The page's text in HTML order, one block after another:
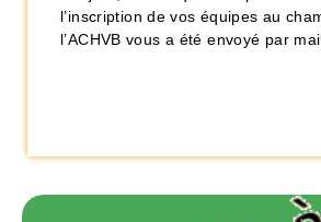
l’inscription de vos équipes au
l’ACHVB vous a été envoyé par